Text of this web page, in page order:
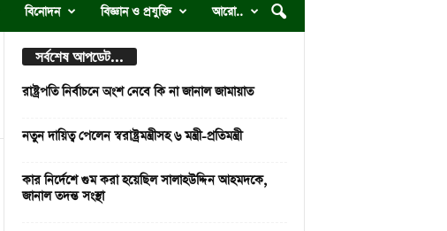
বিনোদন বিজ্ঞান ও প্রযুক্তি আরো..
সর্বশেষ আপডেট...
রাষ্ট্রপতি নির্বাচনে অংশ নেবে কি না জানাল জামায়াত
নতুন দায়িত্ব পেলেন স্বরাষ্ট্রমন্ত্রীসহ ৬ মন্ত্রী-প্রতিমন্ত্রী
কার নির্দেশে গুম করা হয়েছিল সালাহউদ্দিন আহমদকে,
জানাল তদন্ত সংস্থা